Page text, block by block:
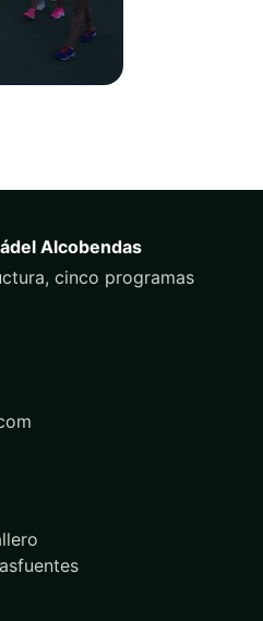
Alcobendas
cinco programas